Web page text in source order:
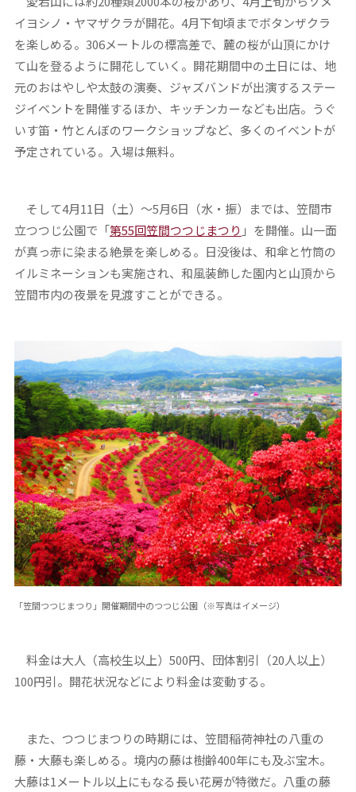
イヨシノ・ヤマザクラが開花。4月下旬頃までボタンザクラ
を楽しめる。306メートルの標高差で、麓の桜が山頂にかけ
て山を登るように開花していく。開花期間中の土日には、地
元のおはやしや太鼓の演奏、ジャズバンドが出演するステー
ジイベントを開催するほか、キッチンカーなども出店。うぐ
いす笛・竹とんぼのワークショップなど、多くのイベントが
予定されている。入場は無料。
そして4月11日（土）～5月6日（水・振）までは、笠間市
立つつじ公園で「第55回笠間つつじまつり 」を開催。山一面
が真っ赤に染まる絶景を楽しめる。日没後は、和傘と竹筒の
イルミネーションも実施され、和風装飾した園内と山頂から
笠間市内の夜景を見渡すことができる。
「笠間つつじまつり」開催期間中のつつじ公園（※写真はイメージ）
料金は大人（高校生以上）500円、団体割引（20人以上）
100円引。開花状況などにより料金は変動する。
また、つつじまつりの時期には、笠間稲荷神社の八重の
藤・大藤も楽しめる。境内の藤は樹齢400年にも及ぶ宝木。
大藤は1メートル以上にもなる長い花房が特徴だ。八重の藤